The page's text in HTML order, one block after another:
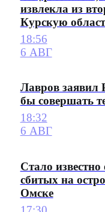
извлекла из
Курскую
18:56
6 АВГ
Лавров заявил
бы совершать
18:32
6 АВГ
Стало известно
сбитых на
Омске